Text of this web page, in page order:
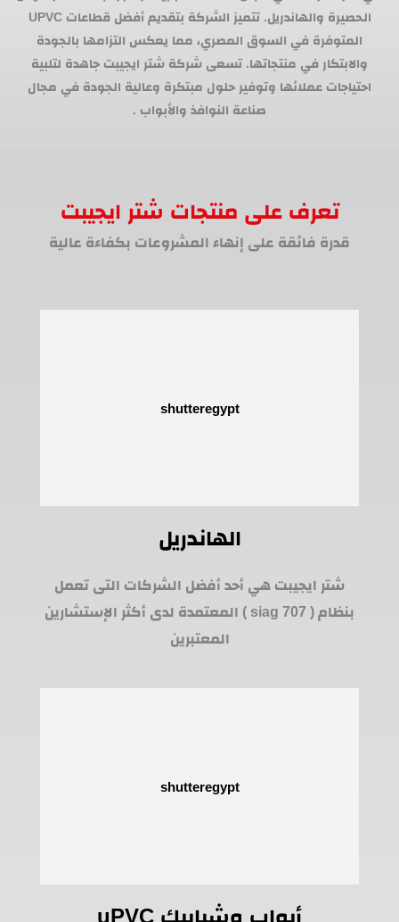
الحصيرة والهاندريل. تتميز الشركة بتقديم أفضل قطاعات UPVC
المتوفرة في السوق المصري، مما يعكس التزامها بالجودة
والابتكار في منتجاتها. تسعى شركة شتر ايجيبت جاهدة لتلبية
احتياجات عملائها وتوفير حلول مبتكرة وعالية الجودة في مجال
صناعة النوافذ والأبواب .
تعرف على منتجات شتر ايجيبت
قدرة فائقة على إنهاء المشروعات بكفاءة عالية
الهاندريل
شتر ايجيبت هي أحد أفضل الشركات التى تعمل
بنظام ( siag 707 ) المعتمدة لدى أكثر الإستشارين
المعتبرين
أبواب وشبابيك uPVC